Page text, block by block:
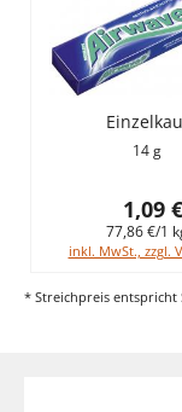
14 g
1,09 €
77,86 €/1
inkl. MwSt., zzgl.
* Streichpreis entspricht